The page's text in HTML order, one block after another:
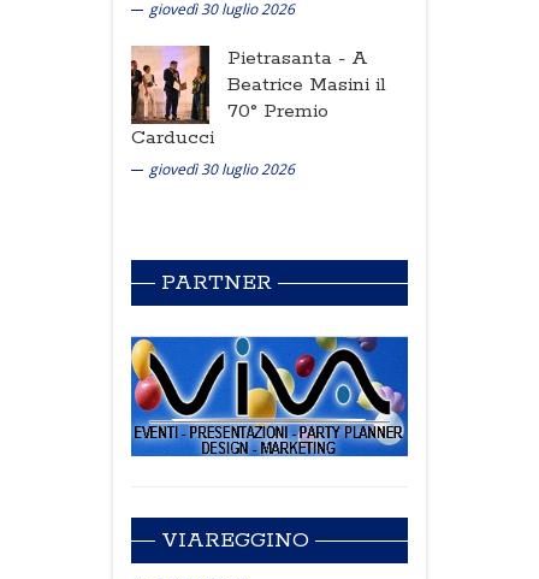
giovedì 30 luglio 2026
Pietrasanta - A
Beatrice Masini il
70° Premio
Carducci
giovedì 30 luglio 2026
PARTNER
VIAREGGINO